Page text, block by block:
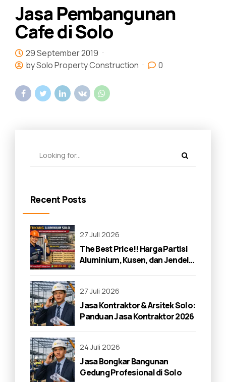
Jasa Pembangunan
Cafe di Solo
29 September 2019
by Solo Property Construction
0
Recent Posts
27 Juli 2026
The Best Price!! Harga Partisi
Aluminium, Kusen, dan Jendela
27 Juli 2026
Jasa Kontraktor & Arsitek Solo:
Panduan Jasa Kontraktor 2026
24 Juli 2026
Jasa Bongkar Bangunan
Gedung Profesional di Solo